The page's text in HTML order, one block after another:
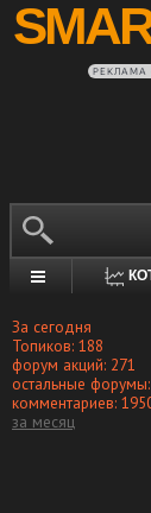
РЕКЛАМА •
За сегодня
Топиков: 188
форум акций: 271
остальные
комментариев:
за месяц